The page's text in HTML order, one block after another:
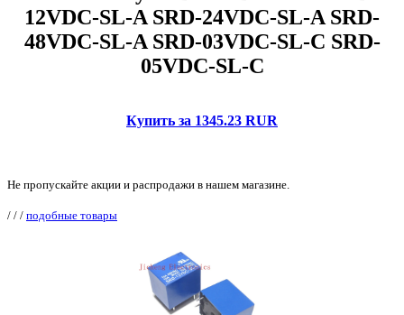
12VDC-SL-A SRD-24VDC-SL-A SRD-
48VDC-SL-A SRD-03VDC-SL-C SRD-
05VDC-SL-C
Купить за 1345.23 RUR
Не пропускайте акции и распродажи в нашем магазине.
/ / / подобные товары